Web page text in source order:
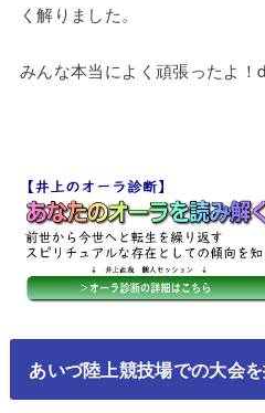
く解りました。
みんな本当によく頑張ったよ
あいづ陸上競技場での大会